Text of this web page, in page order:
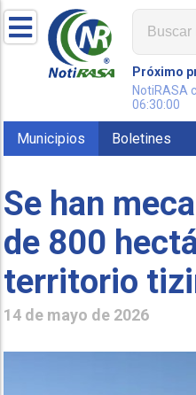
Próximo
NotiRASA
06:30:00
Municipios Boletines
Se han
de 800
territorio
14 de mayo de 2026